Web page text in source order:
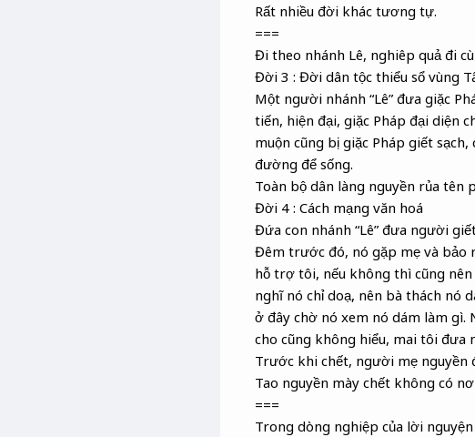
Rất nhiều đời khác tương tự.
===
Đi theo nhánh Lê, nghiêp quả đi
Đời 3 : Đời dân tộc thiểu sổ vùng
Một người nhánh “Lê” đưa giặc
tiến, hiện đại, giặc Pháp đại diện
muộn cũng bị giặc Pháp giết
đường để sống.
Toàn bộ dân làng nguyền rủa tên
Đời 4 : Cách mạng văn hoá
Đứa con nhánh “Lê” đưa người
Đêm trước đó, nó gặp mẹ và bảo
hỗ trợ tôi, nếu không thì cũng
nghĩ nó chỉ doạ, nên bà thách nó
ở đây chờ nó xem nó dám làm
cho cũng không hiểu, mai tôi đưa
Trước khi chết, người mẹ nguyền
Tao nguyền mày chết không có
===
Trong dòng nghiệp của lời